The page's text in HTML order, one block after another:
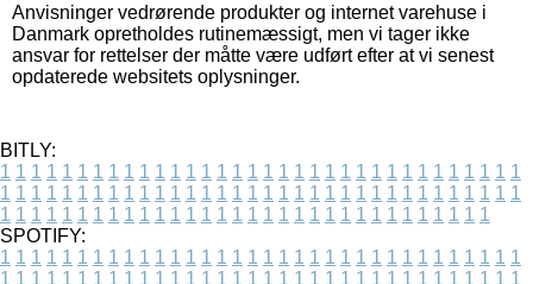
Anvisninger vedrørende produkter og internet varehuse i
Danmark opretholdes rutinemæssigt, men vi tager ikke
ansvar for rettelser der måtte være udført efter at vi senest
opdaterede websitets oplysninger.
BITLY:
1 1 1 1 1 1 1 1 1 1 1 1 1 1 1 1 1 1 1 1 1 1 1 1 1 1 1 1 1 1 1 1 1 1
1 1 1 1 1 1 1 1 1 1 1 1 1 1 1 1 1 1 1 1 1 1 1 1 1 1 1 1 1 1 1 1 1 1
1 1 1 1 1 1 1 1 1 1 1 1 1 1 1 1 1 1 1 1 1 1 1 1 1 1 1 1 1 1 1 1
SPOTIFY:
1 1 1 1 1 1 1 1 1 1 1 1 1 1 1 1 1 1 1 1 1 1 1 1 1 1 1 1 1 1 1 1 1 1
1 1 1 1 1 1 1 1 1 1 1 1 1 1 1 1 1 1 1 1 1 1 1 1 1 1 1 1 1 1 1 1 1 1